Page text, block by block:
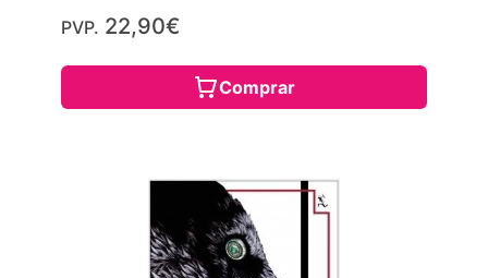
PVP. 22,90€
Comprar